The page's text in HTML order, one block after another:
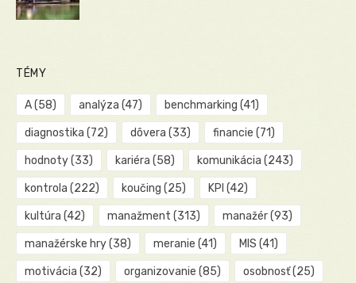
TÉMY
A(58) analýza (47) benchmarking (41)
diagnostika (72) dôvera (33) financie (71)
hodnoty(33) kariéra (58) komunikácia (243)
kontrola (222) koučing (25) KPI (42)
kultúra (42) manažment (313) manažér(93)
manažérske hry(38) meranie (41) MIS (41)
motivácia (32) organizovanie (85) osobnosť(25)